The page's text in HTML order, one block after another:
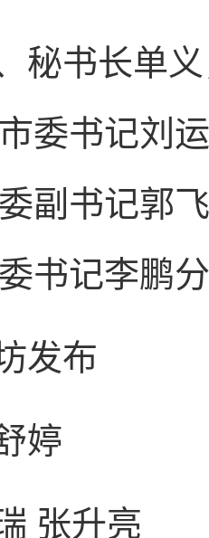
秘书长单
委书记刘
副书记郭
书记李鹏
发布
婷
张升亮